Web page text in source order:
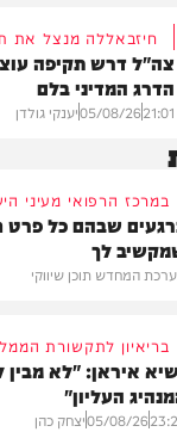
חיזבאללה מנצל את
צה"ל דרש תקיפה
הדרג המדיני בלם
21:01
05/08/26יענקי גולדן
במרכז הרפואי מעיני
שבהם כל פרט
לך
המחדש תוכן שיווקי
בריאיון לתקשורת
איראן: "לא
העליון"
05/08/26יצחק כהן